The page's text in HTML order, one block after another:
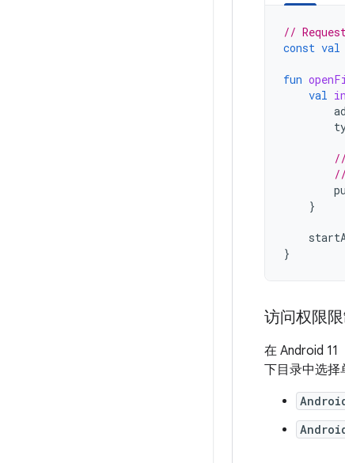
//
const val
fun
val
}
}
访问权限
在 Android 11
下目录中选择